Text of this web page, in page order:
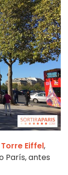
Torre Eiffel,
París, antes